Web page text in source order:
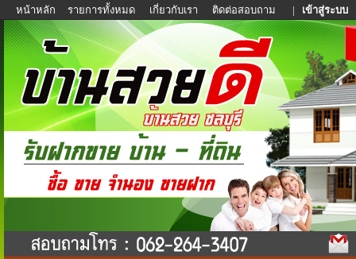
หน้าหลัก รายการทั้งหมด เกี่ยวกับเรา ติดต่อสอบถาม | เข้าสู่ระบบ